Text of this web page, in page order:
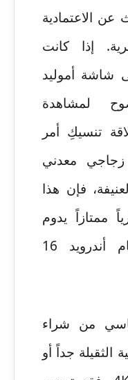
الاعتمادية
إذا كانت
شاشة أموليد
لمشاهدة
تنسيكِ أمر
زجاجي معدني
فإن هذا
ممتازاً يدوم
لسنوات طويلة مع نظام أندرويد 16
من شراء
الثقيلة جداً أو